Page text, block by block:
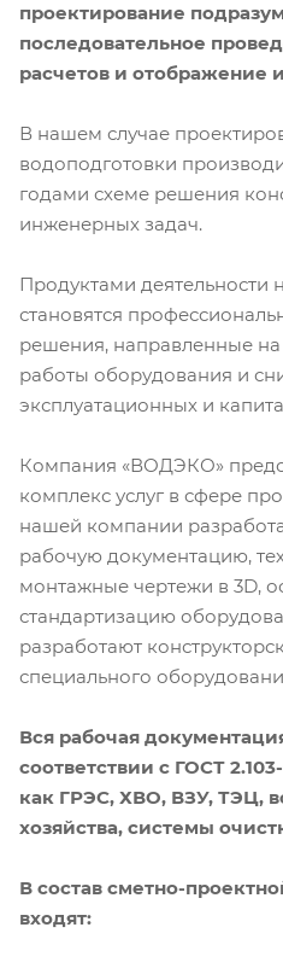
проектирование
последовательное
расчетов и отображение
В нашем случае
водоподготовки
годами схеме решения
инженерных задач.
Продуктами
становятся
решения, направленные на
работы оборудования и
эксплуатационных и
Компания «ВОДЭКО»
комплекс услуг в сфере
нашей компании
рабочую документацию,
монтажные чертежи в 3D,
стандартизацию
разработают
специального
Вся рабочая
соответствии с ГОСТ
как ГРЭС, ХВО, ВЗУ, ТЭЦ,
хозяйства, системы
В состав сметно-
входят: